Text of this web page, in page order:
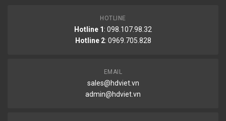
HOTLINE
Hotline 1 : 098.107.98.32
Hotline 2: 0969.705.828
EMAIL
sales@hdviet.vn
admin@hdviet.vn